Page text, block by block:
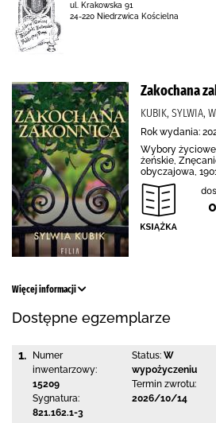
ul. Krakowska 91
24-220 Niedrzwica Kościelna
Zakochana
KUBIK, SYLWIA,
Rok wydania:
Wybory
żeńskie,
obyczajowa,
Więcej informacji
Dostępne egzemplarze
1.
Numer
inwentarzowy:
15209
Sygnatura:
821.162.1-3
Status: W
wypożyczeniu
Termin zwrotu:
2026/10/14